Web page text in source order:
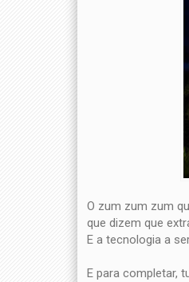
O zum zum zum
que dizem que
E a tecnologia a
E para completar,